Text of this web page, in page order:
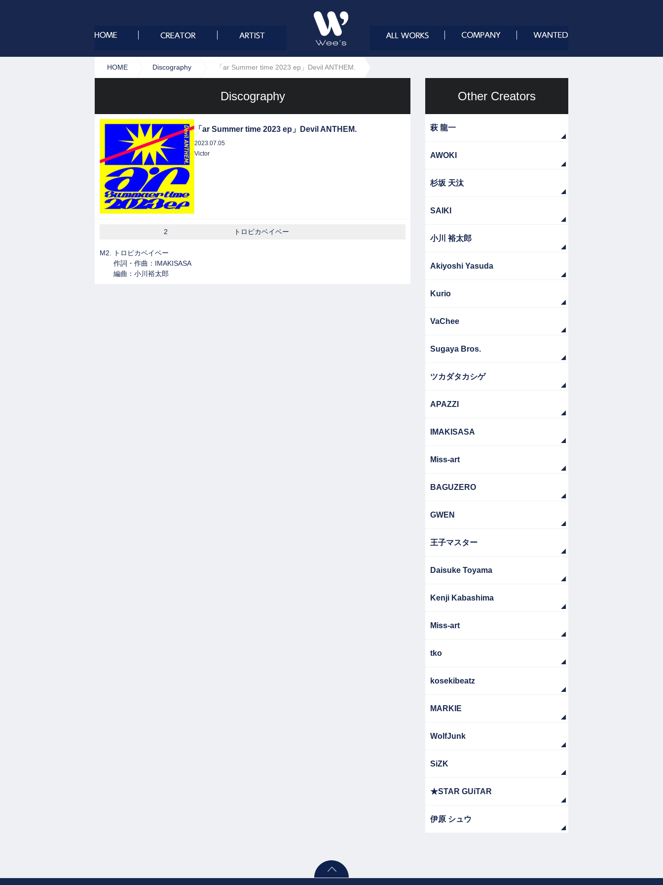
HOME Discography 「ar Summer time 2023 ep」Devil ANTHEM.
Discography
「ar Summer time 2023 ep」Devil ANTHEM.
2023.07.05
Victor
2 トロピカベイベー
M2. トロピカベイベー
作詞・作曲：IMAKISASA
編曲：小川裕太郎
Other Creators
萩 龍一
AWOKI
杉坂 天汰
SAIKI
小川 裕太郎
Akiyoshi Yasuda
Kurio
VaChee
Sugaya Bros.
ツカダタカシゲ
APAZZI
IMAKISASA
Miss-art
BAGUZERO
GWEN
王子マスター
Daisuke Toyama
Kenji Kabashima
Miss-art
tko
kosekibeatz
MARKIE
WolfJunk
SiZK
★STAR GUiTAR
伊原 シュウ